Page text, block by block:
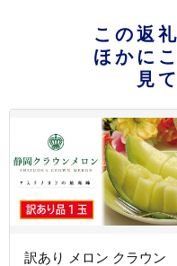
この返
ほかに
見
訳あり メロン クラウン